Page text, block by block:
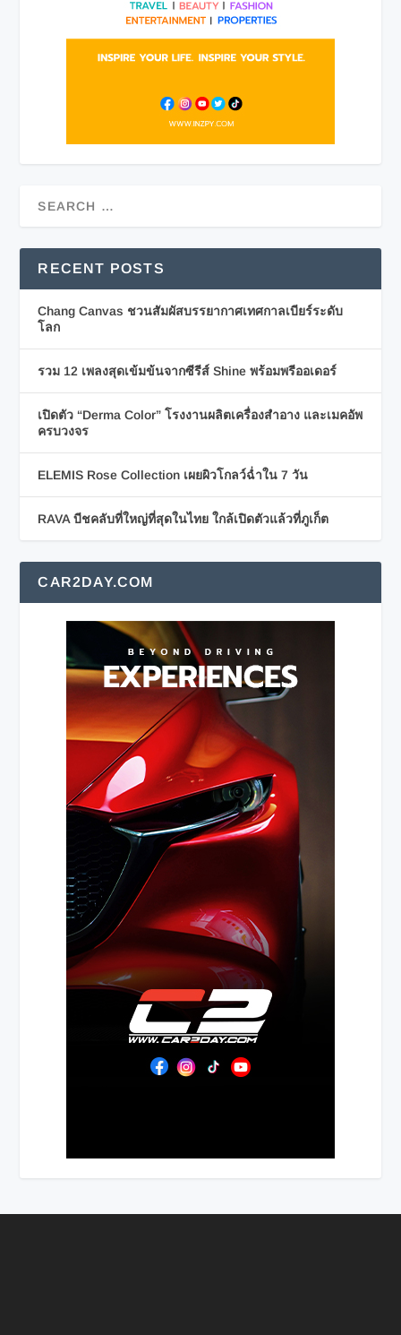
RECENT POSTS
Chang Canvas ชวนสัมผัสบรรยากาศเทศกาลเบียร์ระดับ
โลก
รวม 12 เพลงสุดเข้มข้นจากซีรีส์ Shine พร้อมพรีออเดอร์
เปิดตัว “Derma Color” โรงงานผลิตเครื่องสำอาง และเมคอัพ
ครบวงจร
ELEMIS Rose Collection เผยผิวโกลว์ฉ่ำใน 7 วัน
RAVA บีชคลับที่ใหญ่ที่สุดในไทย ใกล้เปิดตัวแล้วที่ภูเก็ต
CAR2DAY.COM